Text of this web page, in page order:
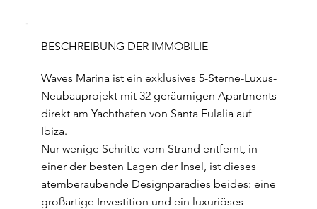
BESCHREIBUNG DER IMMOBILIE
Waves Marina ist ein exklusives 5-Sterne-Luxus-
Neubauprojekt mit 32 geräumigen Apartments
direkt am Yachthafen von Santa Eulalia auf
Ibiza.
Nur wenige Schritte vom Strand entfernt, in
einer der besten Lagen der Insel, ist dieses
atemberaubende Designparadies beides: eine
großartige Investition und ein luxuriöses